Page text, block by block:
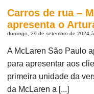
Carros de rua –
apresenta o
domingo, 29 de setembro de 2024
A McLaren São Paulo
para apresentar aos
primeira unidade da
da McLaren a [...]